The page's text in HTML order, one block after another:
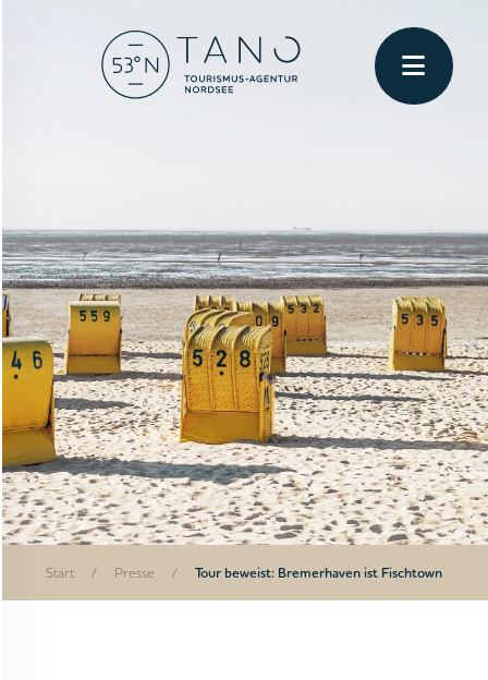
Start / Presse / Tour beweist: Bremerhaven ist Fischtown